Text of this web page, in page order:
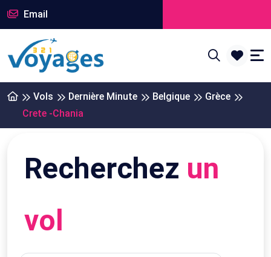
Email
Vols Dernière Minute Belgique
Grèce
Crete -Chania
Recherchez un
vol